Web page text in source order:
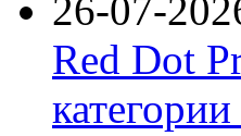
26-07-
Red Dot